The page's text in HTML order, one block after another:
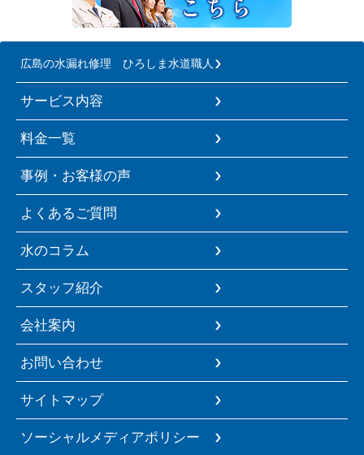
広島の水漏れ修理 ひろしま水道職人
サービス内容
料金一覧
事例・お客様の声
よくあるご質問
水のコラム
スタッフ紹介
会社案内
お問い合わせ
サイトマップ
ソーシャルメディアポリシー